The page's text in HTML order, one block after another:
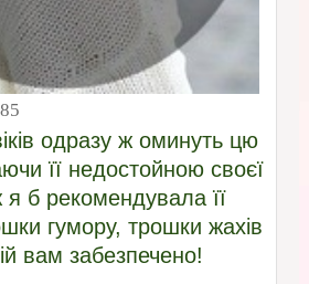
одразу ж оминуть цю
її недостойною своєї
б рекомендувала її
гумору, трошки жахів
вам забезпечено!